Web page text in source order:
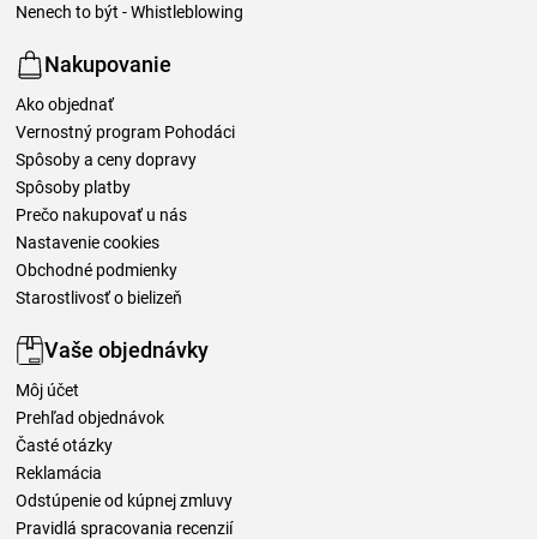
Nenech to být - Whistleblowing
Nakupovanie
Ako objednať
Vernostný program Pohodáci
Spôsoby a ceny dopravy
Spôsoby platby
Prečo nakupovať u nás
Nastavenie cookies
Obchodné podmienky
Starostlivosť o bielizeň
Vaše objednávky
Môj účet
Prehľad objednávok
Časté otázky
Reklamácia
Odstúpenie od kúpnej zmluvy
Pravidlá spracovania recenzií